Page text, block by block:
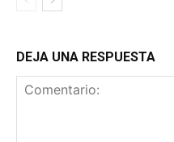
DEJA UNA RESPUESTA